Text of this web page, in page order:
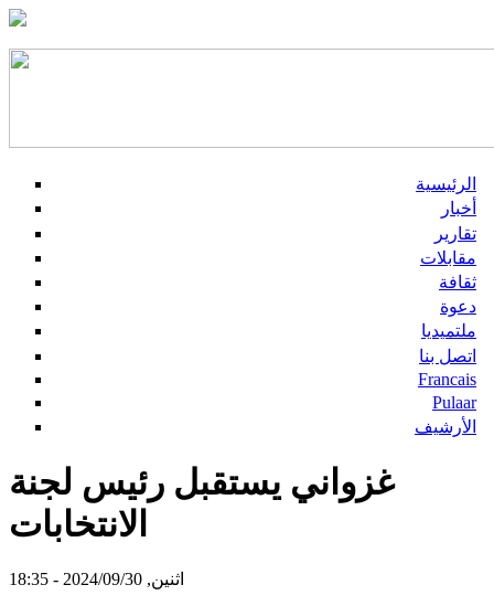
الرئيسية
أخبار
تقارير
مقابلات
ثقافة
دعوة
ملتميديا
اتصل بنا
Francais
Pulaar
الأرشيف
غزواني يستقبل رئيس لجنة
الانتخابات
اثنين, 2024/09/30 - 18:35